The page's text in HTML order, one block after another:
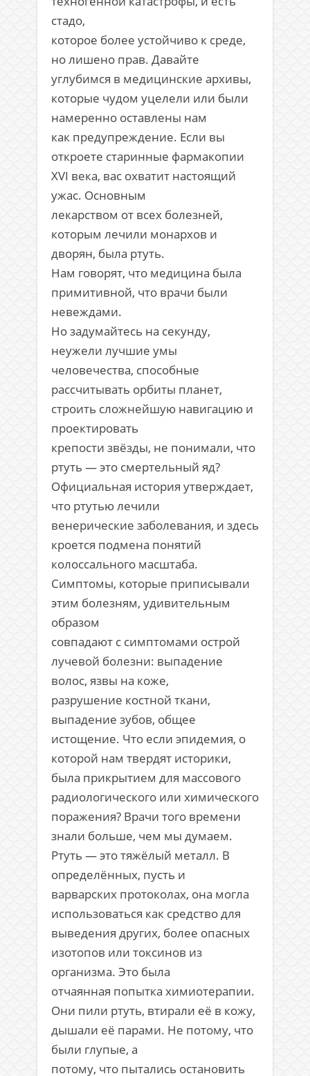
стадо,
которое более устойчиво к среде,
но лишено прав. Давайте
углубимся в медицинские архивы,
которые чудом уцелели или были
намеренно оставлены нам
как предупреждение. Если вы
откроете старинные фармакопии
XVI века, вас охватит настоящий
ужас. Основным
лекарством от всех болезней,
которым лечили монархов и
дворян, была ртуть.
Нам говорят, что медицина была
примитивной, что врачи были
невеждами.
Но задумайтесь на секунду,
неужели лучшие умы
человечества, способные
рассчитывать орбиты планет,
строить сложнейшую навигацию и
проектировать
крепости звёзды, не понимали, что
ртуть — это смертельный яд?
Официальная история утверждает,
что ртутью лечили
венерические заболевания, и здесь
кроется подмена понятий
колоссального масштаба.
Симптомы, которые приписывали
этим болезням, удивительным
образом
совпадают с симптомами острой
лучевой болезни: выпадение
волос, язвы на коже,
разрушение костной ткани,
выпадение зубов, общее
истощение. Что если эпидемия, о
которой нам твердят историки,
была прикрытием для массового
радиологического или химического
поражения? Врачи того времени
знали больше, чем мы думаем.
Ртуть — это тяжёлый металл. В
определённых, пусть и
варварских протоколах, она могла
использоваться как средство для
выведения других, более опасных
изотопов или токсинов из
организма. Это была
отчаянная попытка химиотерапии.
Они пили ртуть, втирали её в кожу,
дышали её парами. Не потому, что
были глупые, а
потому, что пытались остановить